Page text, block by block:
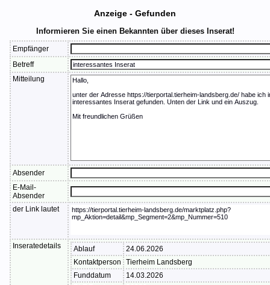
Anzeige - Gefunden
Informieren Sie einen Bekannten über dieses Inserat!
Empfänger
Betreff
Mitteilung
Absender
E-Mail-
Absender
der Link lautet
Inseratedetails Ablauf
24.06.2026
Kontaktperson
Tierheim Landsberg
Funddatum
14.03.2026